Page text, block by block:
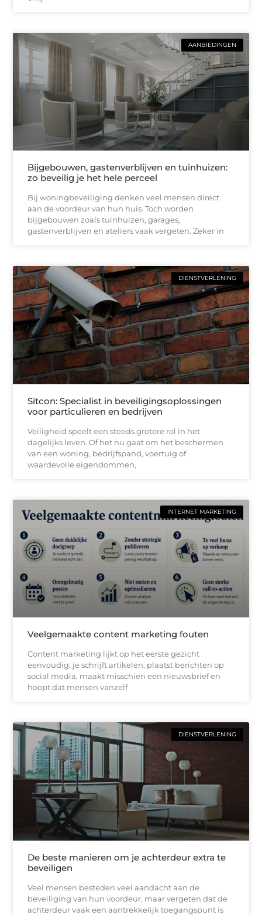
AANBIEDINGEN
Bijgebouwen, gastenverblijven en tuinhuizen:
zo beveilig je het hele perceel
Bij woningbeveiliging denken veel mensen direct
aan de voordeur van hun huis. Toch worden
bijgebouwen zoals tuinhuizen, garages,
gastenverblijven en ateliers vaak vergeten. Zeker in
DIENSTVERLENING
Sitcon: Specialist in beveiligingsoplossingen
voor particulieren en bedrijven
Veiligheid speelt een steeds grotere rol in het
dagelijks leven. Of het nu gaat om het beschermen
van een woning, bedrijfspand, voertuig of
waardevolle eigendommen,
INTERNET MARKETING
Veelgemaakte content marketing fouten
Content marketing lijkt op het eerste gezicht
eenvoudig: je schrijft artikelen, plaatst berichten op
social media, maakt misschien een nieuwsbrief en
hoopt dat mensen vanzelf
DIENSTVERLENING
De beste manieren om je achterdeur extra te
beveiligen
Veel mensen besteden veel aandacht aan de
beveiliging van hun voordeur, maar vergeten dat de
achterdeur vaak een aantrekkelijk toegangspunt is